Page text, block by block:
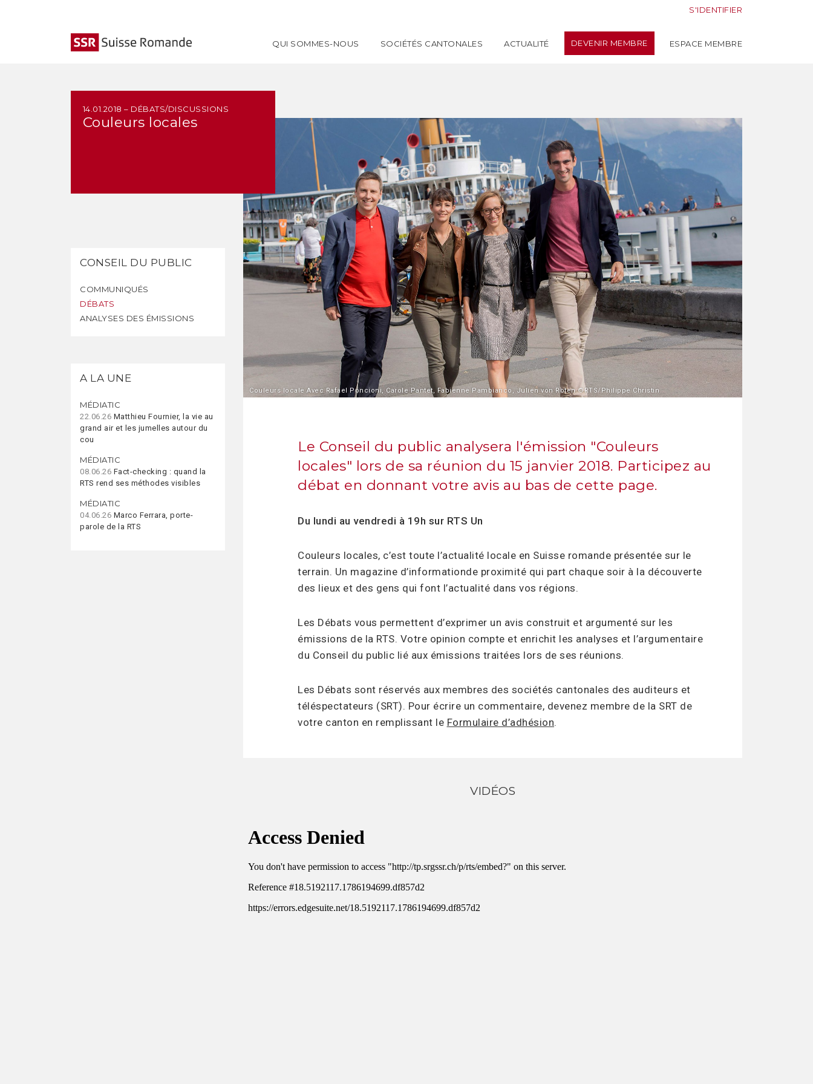
QUI SOMMES-NOUS SOCIÉTÉS CANTONALES ACTUALITÉ DEVENIR MEMBRE ESPACE MEMBRE
S'IDENTIFIER
CONSEIL DU PUBLIC
COMMUNIQUÉS
DÉBATS
ANALYSES DES ÉMISSIONS
A LA UNE
MÉDIATIC
22.06.26 Matthieu Fournier, la vie au
grand air et les jumelles autour du
cou
MÉDIATIC
08.06.26 Fact-checking : quand la
RTS rend ses méthodes visibles
MÉDIATIC
04.06.26 Marco Ferrara, porte-
parole de la RTS
14.01.2018 – DÉBATS/DISCUSSIONS
Couleurs locales
Couleurs locale Avec Rafael Poncioni, Carole Pantet, Fabienne Pambianco, Julien von Roten ©RTS/Philippe Christin
Le Conseil du public analysera l'émission "Couleurs
locales" lors de sa réunion du 15 janvier 2018. Participez au
débat en donnant votre avis au bas de cette page.
Du lundi au vendredi à 19h sur RTS Un
Couleurs locales, c’est toute l’actualité locale en Suisse romande présentée sur le
terrain. Un magazine d’informationde proximité qui part chaque soir à la découverte
des lieux et des gens qui font l’actualité dans vos régions.
Les Débats vous permettent d’exprimer un avis construit et argumenté sur les
émissions de la RTS. Votre opinion compte et enrichit les analyses et l’argumentaire
du Conseil du public lié aux émissions traitées lors de ses réunions.
Les Débats sont réservés aux membres des sociétés cantonales des auditeurs et
téléspectateurs (SRT). Pour écrire un commentaire, devenez membre de la SRT de
votre canton en remplissant le Formulaire d’adhésion.
VIDÉOS